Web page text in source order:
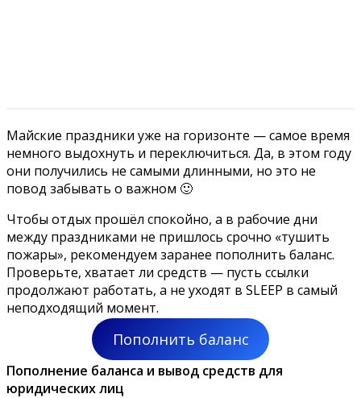
Майские праздники уже на горизонте — самое время
немного выдохнуть и переключиться. Да, в этом году
они получились не самыми длинными, но это не
повод забывать о важном 🙂
Чтобы отдых прошёл спокойно, а в рабочие дни
между праздниками не пришлось срочно «тушить
пожары», рекомендуем заранее пополнить баланс.
Проверьте, хватает ли средств — пусть ссылки
продолжают работать, а не уходят в SLEEP в самый
неподходящий момент.
Пополнить баланс
Пополнение баланса и вывод средств для
юридических лиц